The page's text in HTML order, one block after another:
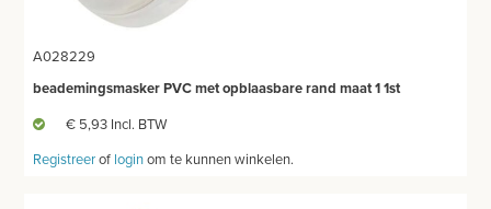
A028229
beademingsmasker PVC met opblaasbare rand maat 1 1st
€ 5,93 Incl. BTW
Registreerof loginom te kunnen winkelen.